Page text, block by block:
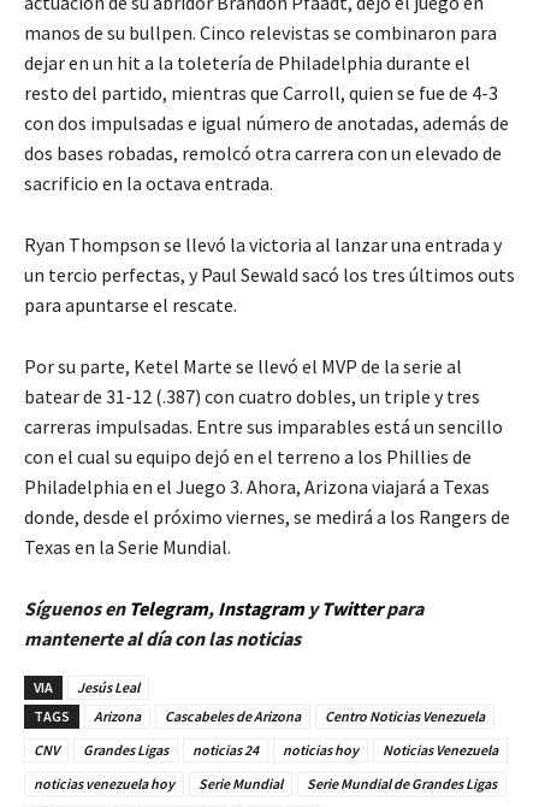
manos de su bullpen. Cinco relevistas se combinaron para
dejar en un hit a la toletería de Philadelphia durante el
resto del partido, mientras que Carroll, quien se fue de 4-3
con dos impulsadas e igual número de anotadas, además de
dos bases robadas, remolcó otra carrera con un elevado de
sacrificio en la octava entrada.
Ryan Thompson se llevó la victoria al lanzar una entrada y
un tercio perfectas, y Paul Sewald sacó los tres últimos outs
para apuntarse el rescate.
Por su parte, Ketel Marte se llevó el MVP de la serie al
batear de 31-12 (.387) con cuatro dobles, un triple y tres
carreras impulsadas. Entre sus imparables está un sencillo
con el cual su equipo dejó en el terreno a los Phillies de
Philadelphia en el Juego 3. Ahora, Arizona viajará a Texas
donde, desde el próximo viernes, se medirá a los Rangers de
Texas en la Serie Mundial.
Síguenos en Telegram, InstagramyTwitterpara
mantenerte al día con las noticias
VIA
Jesús Leal
TAGS
Arizona Cascabeles de Arizona
Centro Noticias Venezuela
CNV
Grandes Ligas noticias 24 noticias hoy
Noticias Venezuela
noticias venezuela hoy
Serie Mundial
Serie Mundial de Grandes Ligas